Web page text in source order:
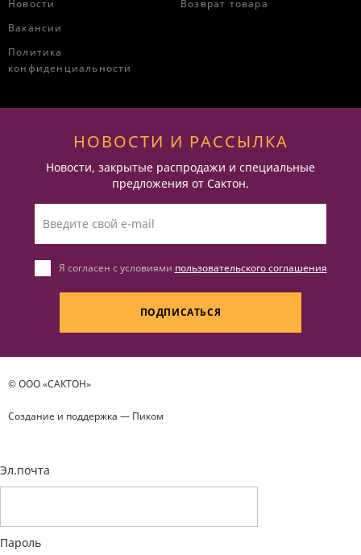
Новости
Вакансии
Политика
конфиденциальности
Возврат товара
НОВОСТИ И РАССЫЛКА
Новости, закрытые распродажи и специальные
предложения от Сактон.
Я согласен с условиями пользовательского соглашения
ПОДПИСАТЬСЯ
© ООО «САКТОН»
Создание и поддержка — Пиком
Эл.почта
Пароль